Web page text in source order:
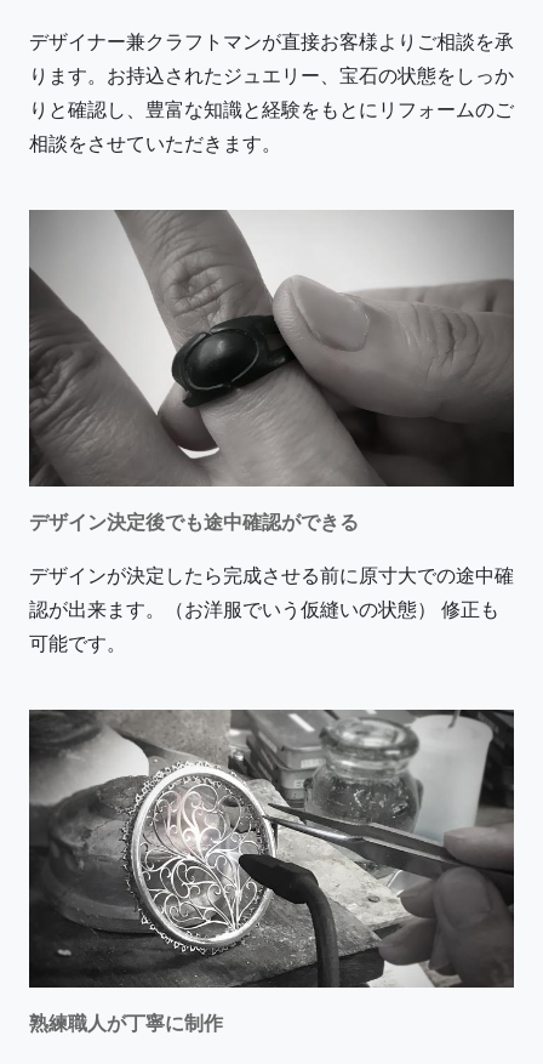
デザイナー兼クラフトマンが直接お客様よりご相談を承
ります。お持込されたジュエリー、宝石の状態をしっか
りと確認し、豊富な知識と経験をもとにリフォームのご
相談をさせていただきます。
デザイン決定後でも途中確認ができる
デザインが決定したら完成させる前に原寸大での途中確
認が出来ます。（お洋服でいう仮縫いの状態） 修正も
可能です。
熟練職人が丁寧に制作